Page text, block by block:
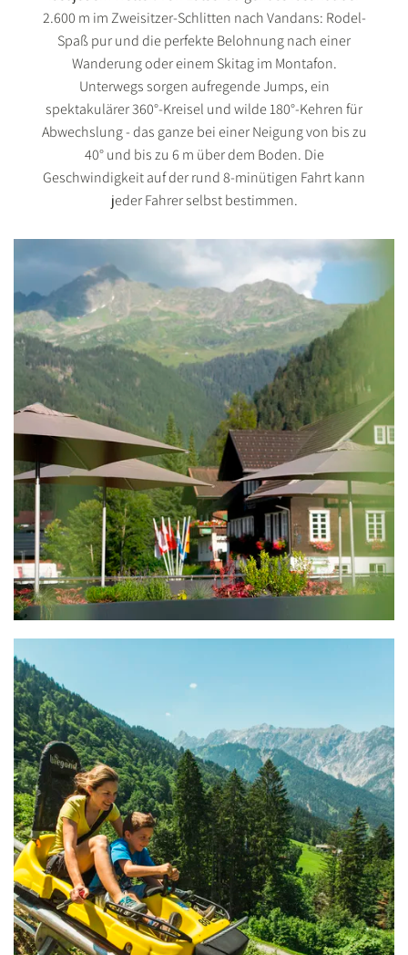
2.600 m im Zweisitzer-Schlitten nach Vandans: Rodel-
Spaß pur und die perfekte Belohnung nach einer
Wanderung oder einem Skitag im Montafon.
Unterwegs sorgen aufregende Jumps, ein
spektakulärer 360°-Kreisel und wilde 180°-Kehren für
Abwechslung - das ganze bei einer Neigung von bis zu
40° und bis zu 6 m über dem Boden. Die
Geschwindigkeit auf der rund 8-minütigen Fahrt kann
jeder Fahrer selbst bestimmen.